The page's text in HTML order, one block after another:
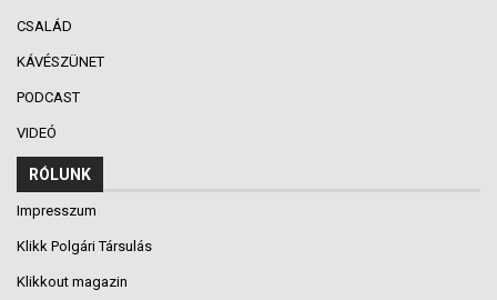
CSALÁD
KÁVÉSZÜNET
PODCAST
VIDEÓ
RÓLUNK
Impresszum
Klikk Polgári Társulás
Klikkout magazin